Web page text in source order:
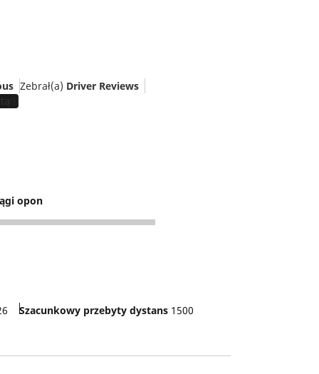
Zebrał(a) Driver Reviews
opon
Szacunkowy przebyty dystans1500